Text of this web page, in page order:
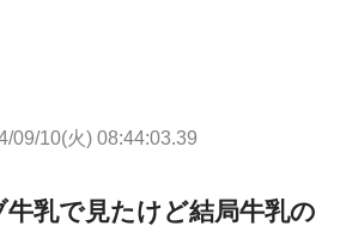
09/10(火) 08:44:03.39
乳で見たけど結局牛乳の